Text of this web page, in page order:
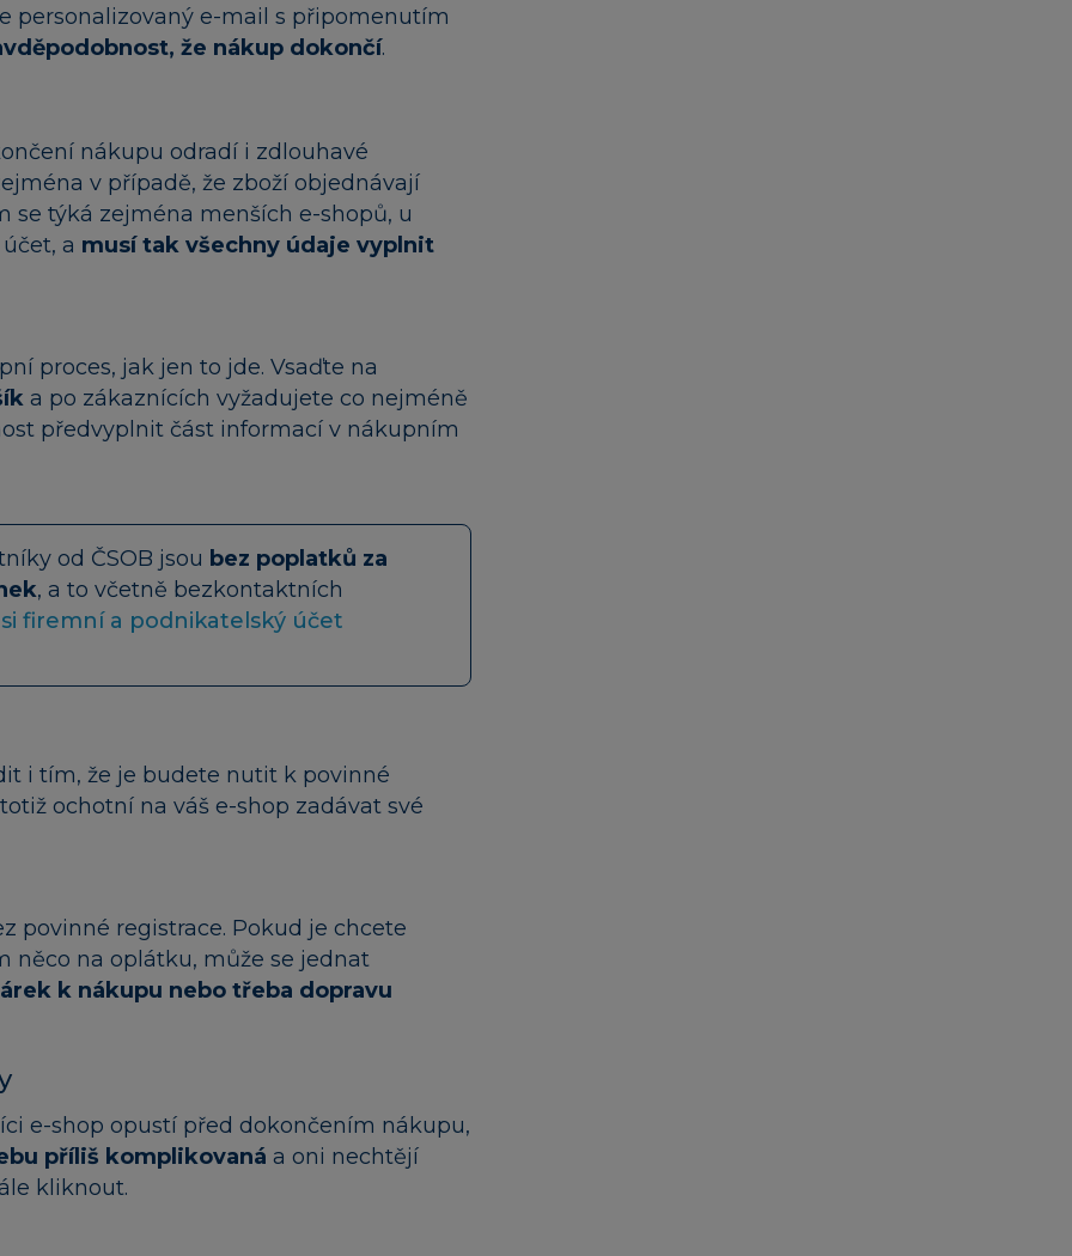
personalizovaný e-mail s připomenutím
že nákup dokončí.
nákupu odradí i zdlouhavé
v případě, že zboží objednávají
se týká zejména menších e-shopů, u
a musí tak všechny údaje vyplnit
proces, jak jen to jde. Vsaďte na
a po zákaznících vyžadujete co nejméně
předvyplnit část informací v nákupním
od ČSOB jsou bez poplatků za
, a to včetně bezkontaktních
firemní a podnikatelský účet
i tím, že je budete nutit k povinné
ochotní na váš e-shop zadávat své
povinné registrace. Pokud je chcete
něco na oplátku, může se jednat
k nákupu nebo třeba dopravu
e-shop opustí před dokončením nákupu,
příliš komplikovaná a oni nechtějí
kliknout.